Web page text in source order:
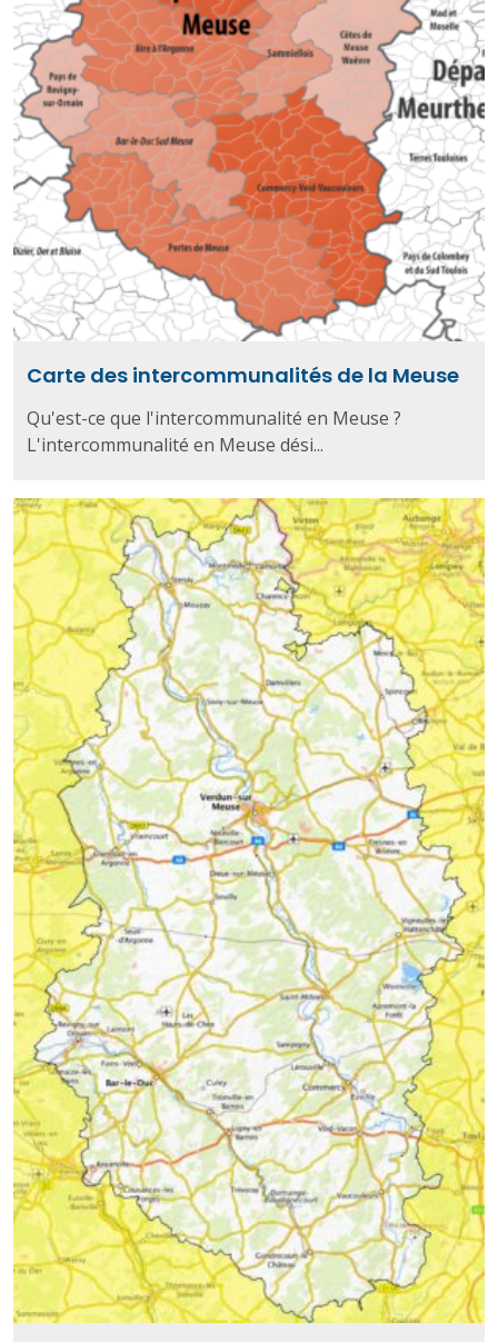
Carte des intercommunalités de la Meuse
Qu'est-ce que l'intercommunalité en Meuse ?
L'intercommunalité en Meuse dési...